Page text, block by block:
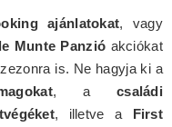
ajánlatokat, vagy
Munte Panzió akciókat
is. Ne hagyja ki a
, a családi
, illetve a First